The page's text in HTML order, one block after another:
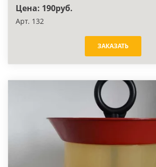
Цена: 190руб.
Арт. 132
ЗАКАЗАТЬ